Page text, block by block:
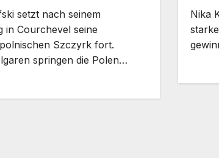
setzt nach seinem
in Courchevel seine
Szczyrk fort.
springen die Polen…
Nika